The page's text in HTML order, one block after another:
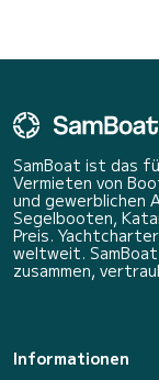
SamBoat ist das
Vermieten von
und gewerblichen
Segelbooten,
Preis.
weltweit.
zusammen,
Informationen